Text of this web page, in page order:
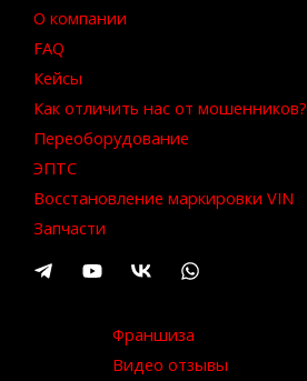
О компании
FAQ
Кейсы
Как отличить нас от мошенников?
Переоборудование
ЭПТС
Восстановление маркировки VIN
Запчасти
Франшиза
Видео отзывы